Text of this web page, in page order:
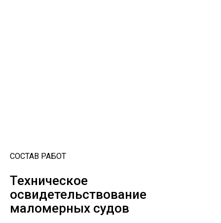
СОСТАВ РАБОТ
Техническое
освидетельствование
маломерных судов